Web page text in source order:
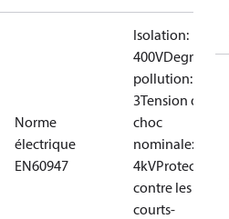
Norme
électrique
EN60947
Isolation:
400VDegré de
pollution:
3Tension de
choc
nominale:
4kVProtection
contre les
courts-